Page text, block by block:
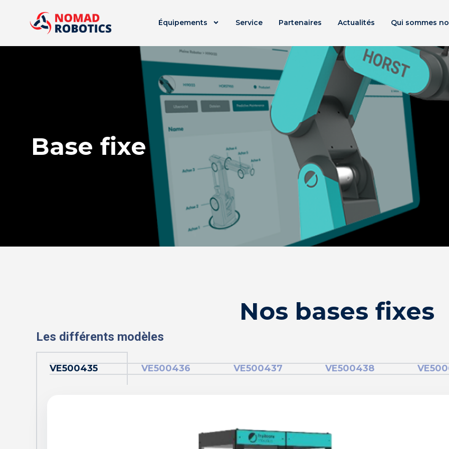
Équipements Service Partenaires Actualités Qui sommes
Base fixe
Nos bases fixes
Les différents modèles
VE500435 VE500436 VE500437 VE500438